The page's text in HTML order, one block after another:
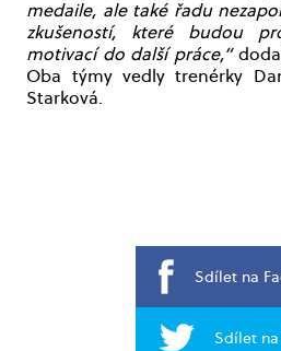
medaile, ale také řadu
zkušeností, které budou
motivací do další práce,“
Oba týmy vedly trenérky
Starková.
Sdílet na
Sdílet